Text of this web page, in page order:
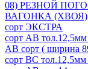
08) РЕЗНОЙ
ВАГОНКА (ХВОЯ)
сорт ЭКСТРА
сорт АВ
АВ сорт ( ширина
сорт ВС